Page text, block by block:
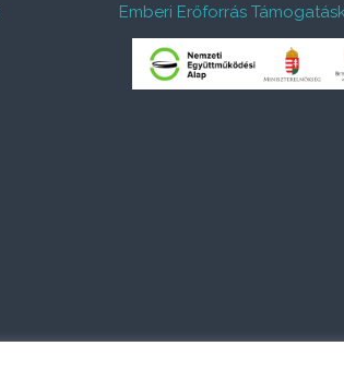
Emberi Erőforrás